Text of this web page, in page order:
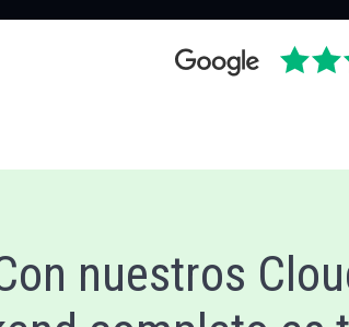
nuestros